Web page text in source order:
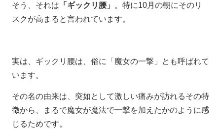
そう、それは 「ギックリ腰」
。特に10月の朝にそのリ
スクが高まると言われています。
実は、ギックリ腰は、俗に「魔女の一撃」とも呼ばれて
います。
その名の由来は、突如として激しい痛みが訪れるその特
徴から、まるで魔女が魔法で一撃を加えたかのように感
じるためです。